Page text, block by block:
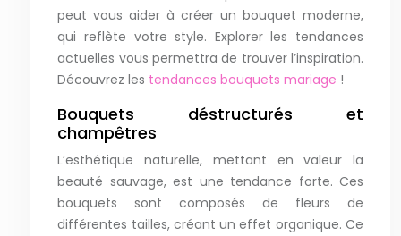
peut vous aider à créer un bouquet moderne,
qui reflète votre style. Explorer les tendances
actuelles vous permettra de trouver l’inspiration.
Découvrez les tendances bouquets mariage !
Bouquets déstructurés et
champêtres
L’esthétique naturelle, mettant en valeur la
beauté sauvage, est une tendance forte. Ces
bouquets sont composés de fleurs de
différentes tailles, créant un effet organique. Ce